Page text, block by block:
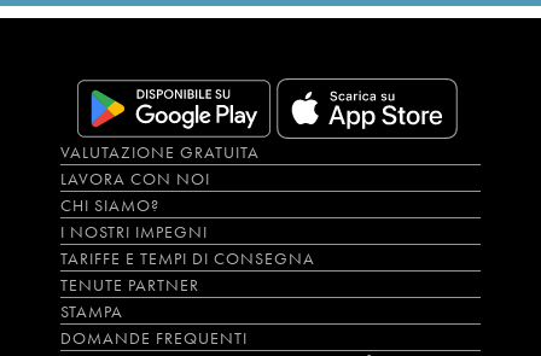
VALUTAZIONE GRATUITA
LAVORA CON NOI
CHI SIAMO?
I NOSTRI IMPEGNI
TARIFFE E TEMPI DI CONSEGNA
TENUTE PARTNER
STAMPA
DOMANDE FREQUENTI